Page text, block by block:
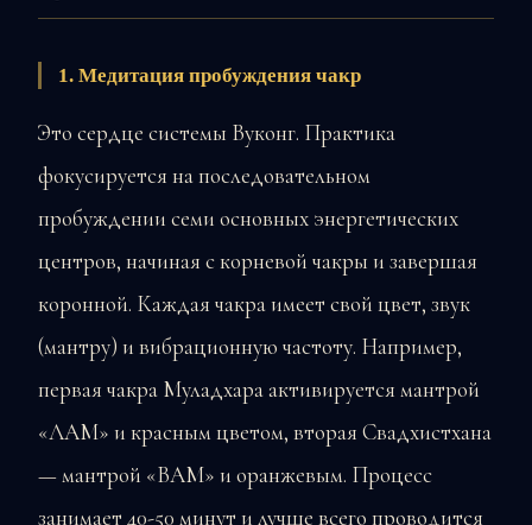
1. Медитация пробуждения чакр
Это сердце системы Вуконг. Практика
фокусируется на последовательном
пробуждении семи основных энергетических
центров, начиная с корневой чакры и завершая
коронной. Каждая чакра имеет свой цвет, звук
(мантру) и вибрационную частоту. Например,
первая чакра Муладхара активируется мантрой
«ЛАМ» и красным цветом, вторая Свадхистхана
— мантрой «ВАМ» и оранжевым. Процесс
занимает 40-50 минут и лучше всего проводится